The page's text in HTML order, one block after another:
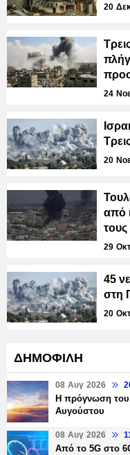
20
24
20
από
τους
29
45
στη
20
ΔΗΜΟΦΙΛΗ
08 Αυγ 2026
Η πρόγνωση του
Αυγούστου
08 Αυγ 2026
Από το 5G στο